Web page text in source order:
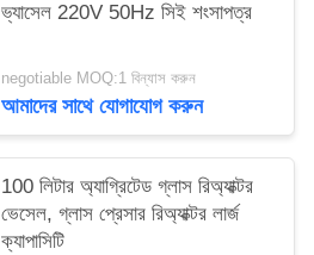
ভ্যাসেল 220V 50Hz সিই শংসাপত্র
negotiable MOQ:1 বিন্যাস করুন
আমাদের সাথে যোগাযোগ করুন
100 লিটার অ্যাগ্রিটেড গ্লাস রিঅ্যাক্টর
ভেসেল, গ্লাস প্রেসার রিঅ্যাক্টর লার্জ
ক্যাপাসিটি